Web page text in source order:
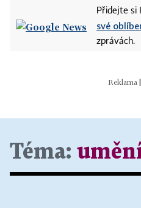
Přidejte si
své
zprávách.
Téma: